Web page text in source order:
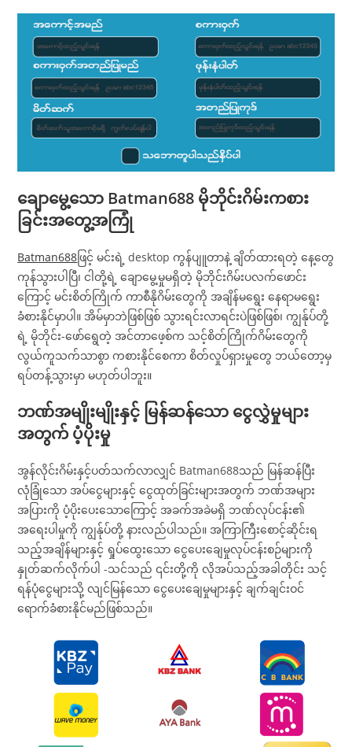
ချောမွေ့သော Batman688 မိုဘိုင်းဂိမ်းကစား
ခြင်းအတွေ့အကြုံ
Batman688ဖြင့် မင်းရဲ့ desktop ကွန်ပျူတာနဲ့ ချိတ်ထားရတဲ့ နေ့တွေ
ကုန်သွားပါပြီ၊ ငါတို့ရဲ့ ချောမွေ့မှုမရှိတဲ့ မိုဘိုင်းဂိမ်းပလက်ဖောင်း
ကြောင့် မင်းစိတ်ကြိုက် ကာစီနိုဂိမ်းတွေကို အချိန်မရွေး နေရာမရွေး
ခံစားနိုင်မှာပါ။ အိမ်မှာဘဲဖြစ်ဖြစ် သွားရင်းလာရင်းပဲဖြစ်ဖြစ်၊ ကျွန်ုပ်တို့
ရဲ့ မိုဘိုင်း-ဖော်ရွေတဲ့ အင်တာဖေ့စ်က သင့်စိတ်ကြိုက်ဂိမ်းတွေကို
လွယ်ကူသက်သာစွာ ကစားနိုင်စေကာ စိတ်လှုပ်ရှားမှုတွေ ဘယ်တော့မှ
ရပ်တန့်သွားမှာ မဟုတ်ပါဘူး။
ဘဏ်အမျိုးမျိုးနှင့် မြန်ဆန်သော ငွေလွှဲမှုများ
အတွက် ပံ့ပိုးမှု
အွန်လိုင်းဂိမ်းနှင့်ပတ်သက်လာလျှင် Batman688သည် မြန်ဆန်ပြီး
လုံခြုံသော အပ်ငွေများနှင့် ငွေထုတ်ခြင်းများအတွက် ဘဏ်အများ
အပြားကို ပံ့ပိုးပေးသောကြောင့် အခက်အခဲမရှိ ဘဏ်လုပ်ငန်း၏
အရေးပါမှုကို ကျွန်ုပ်တို့ နားလည်ပါသည်။ အကြာကြီးစောင့်ဆိုင်းရ
သည့်အချိန်များနှင့် ရှုပ်ထွေးသော ငွေပေးချေမှုလုပ်ငန်းစဉ်များကို
နှုတ်ဆက်လိုက်ပါ -သင်သည် ၎င်းတို့ကို လိုအပ်သည့်အခါတိုင်း သင့်
ရန်ပုံငွေများသို့ လျင်မြန်သော ငွေပေးချေမှုများနှင့် ချက်ချင်းဝင်
ရောက်ခံစားနိုင်မည်ဖြစ်သည်။